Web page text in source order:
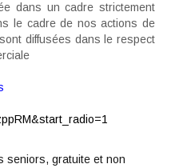
dans un cadre strictement
le cadre de nos actions de
diffusées dans le respect
seniors, gratuite et non